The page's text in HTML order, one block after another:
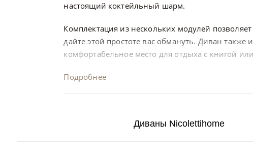
настоящий коктейльный шарм.
Комплектация из нескольких модулей
дайте этой простоте вас обмануть. Диван
комфортабельное место для отдыха с книгой
Подробнее
Диваны Nicolettihome